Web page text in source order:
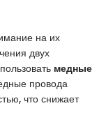
на их
двух
медные
провода
что снижает